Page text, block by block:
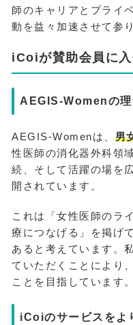
師のキャリアとプライ
動を益々加速させて参
iCoiが賛助会員に
AEGIS-Womenの理
AEGIS-Womenは、 男
性医師の消化器外科領
続、そして活躍の場を
開されています。
これは「女性医師のラ
療につなげる」を掲げ
あると考えています。
ていただくことにより
ことを目指しています。
iCoiのサービスをよ